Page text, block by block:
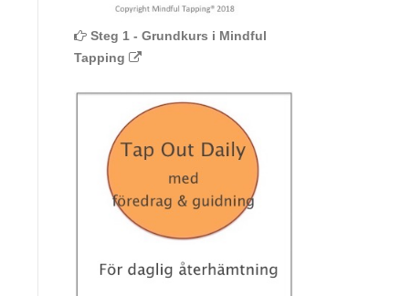
Steg 1 - Grundkurs i Mindful
Tapping